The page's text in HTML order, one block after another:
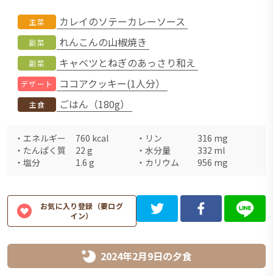
主菜 カレイのソテーカレーソース
副菜 れんこんの山椒焼き
副菜 キャベツとねぎのあっさり和え
デザート ココアクッキー(1人分）
主食 ごはん（180g）
・ エネルギー 760 kcal ・ リン 316 mg
・ たんぱく質 22 g ・ 水分量 332 ml
・ 塩分 1.6 g ・ カリウム 956 mg
お気に入り登録（要ログ
イン）
2024年2月9日の夕食